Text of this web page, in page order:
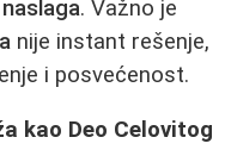
. Važno je
nije instant rešenje,
i posvećenost.
kao Deo Celovitog